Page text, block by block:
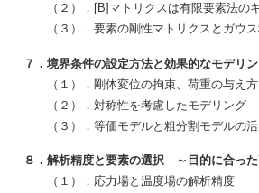
（２）．[B]マトリクスは有限要素法の
（３）．要素の剛性マトリクスとガウス
７．境界条件の設定方法と効果的なモデリ
（１）．剛体変位の拘束、荷重の与え方
（２）．対称性を考慮したモデリング
（３）．等価モデルと粗分割モデルの活
８．解析精度と要素の選択 ～目的に合った
（１）．応力場と温度場の解析精度